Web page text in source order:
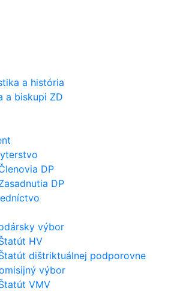
a história
a biskupi ZD
DP
DP
výbor
HV
dištriktuálnej podporovne
výbor
VMV